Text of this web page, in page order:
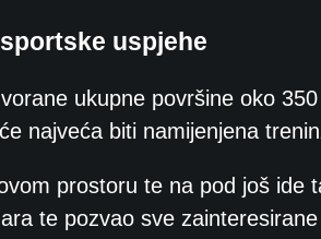
uspjehe
ukupne površine oko
najveća biti namijenjena
prostoru te na pod još
te pozvao sve